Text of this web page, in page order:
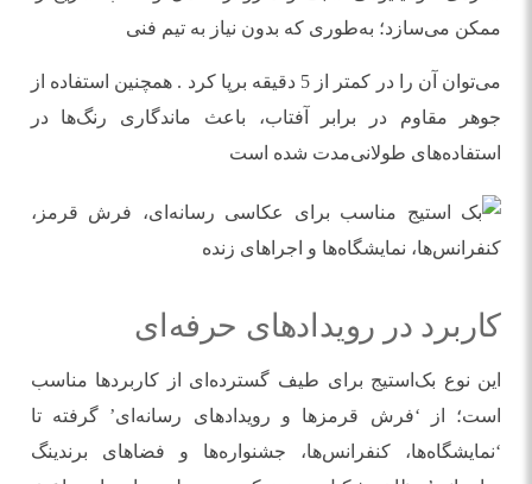
ممکن می‌سازد؛ به‌طوری که بدون نیاز به تیم فنی
می‌توان آن را در کمتر از 5 دقیقه برپا کرد . همچنین استفاده از
جوهر مقاوم در برابر آفتاب، باعث ماندگاری رنگ‌ها در
استفاده‌های طولانی‌مدت شده است
کاربرد در رویدادهای حرفه‌ای
این نوع بک‌استیج برای طیف گسترده‌ای از کاربردها مناسب
است؛ از ‘فرش قرمزها و رویدادهای رسانه‌ای’ گرفته تا
‘نمایشگاه‌ها، کنفرانس‌ها، جشنواره‌ها و فضاهای برندینگ